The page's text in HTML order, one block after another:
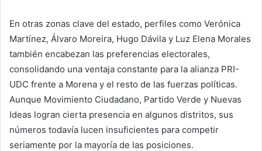
En otras zonas clave del estado, perfiles como Verónica
Martínez, Álvaro Moreira, Hugo Dávila y Luz Elena Morales
también encabezan las preferencias electorales,
consolidando una ventaja constante para la alianza PRI-
UDC frente a Morena y el resto de las fuerzas políticas.
Aunque Movimiento Ciudadano, Partido Verde y Nuevas
Ideas logran cierta presencia en algunos distritos, sus
números todavía lucen insuficientes para competir
seriamente por la mayoría de las posiciones.